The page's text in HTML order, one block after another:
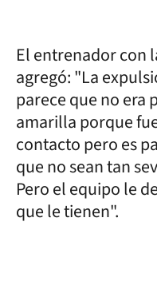
El entrenador con
agregó: "La
parece que no era
amarilla porque
contacto pero es
que no sean tan
Pero el equipo le
que le tienen".